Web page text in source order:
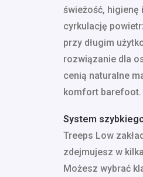
świeżość, higienę
cyrkulację
przy długim
rozwiązanie dla
cenią naturalne
komfort barefoot.
System
Treeps Low
zdejmujesz w
Możesz wybrać